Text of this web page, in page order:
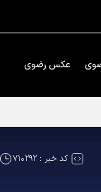
عکس رضوی
کد خبر :۷۱۰۲۹۲